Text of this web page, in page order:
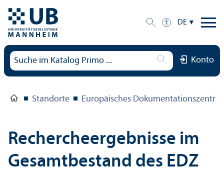
DE
Konto
Standorte Europäisches
Rechercheergebnisse im
Gesamtbestand des EDZ